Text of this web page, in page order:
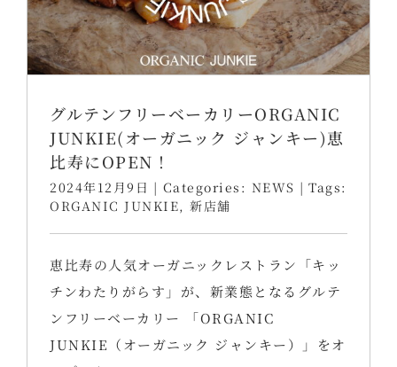
グルテンフリーベーカリーORGANIC
JUNKIE(オーガニック ジャンキー)恵
比寿にOPEN！
2024年12月9日 | Categories: NEWS | Tags:
ORGANIC JUNKIE, 新店舗
恵比寿の人気オーガニックレストラン「キッ
チンわたりがらす」が、新業態となるグルテ
ンフリーベーカリー 「ORGANIC
JUNKIE（オーガニック ジャンキー）」をオ